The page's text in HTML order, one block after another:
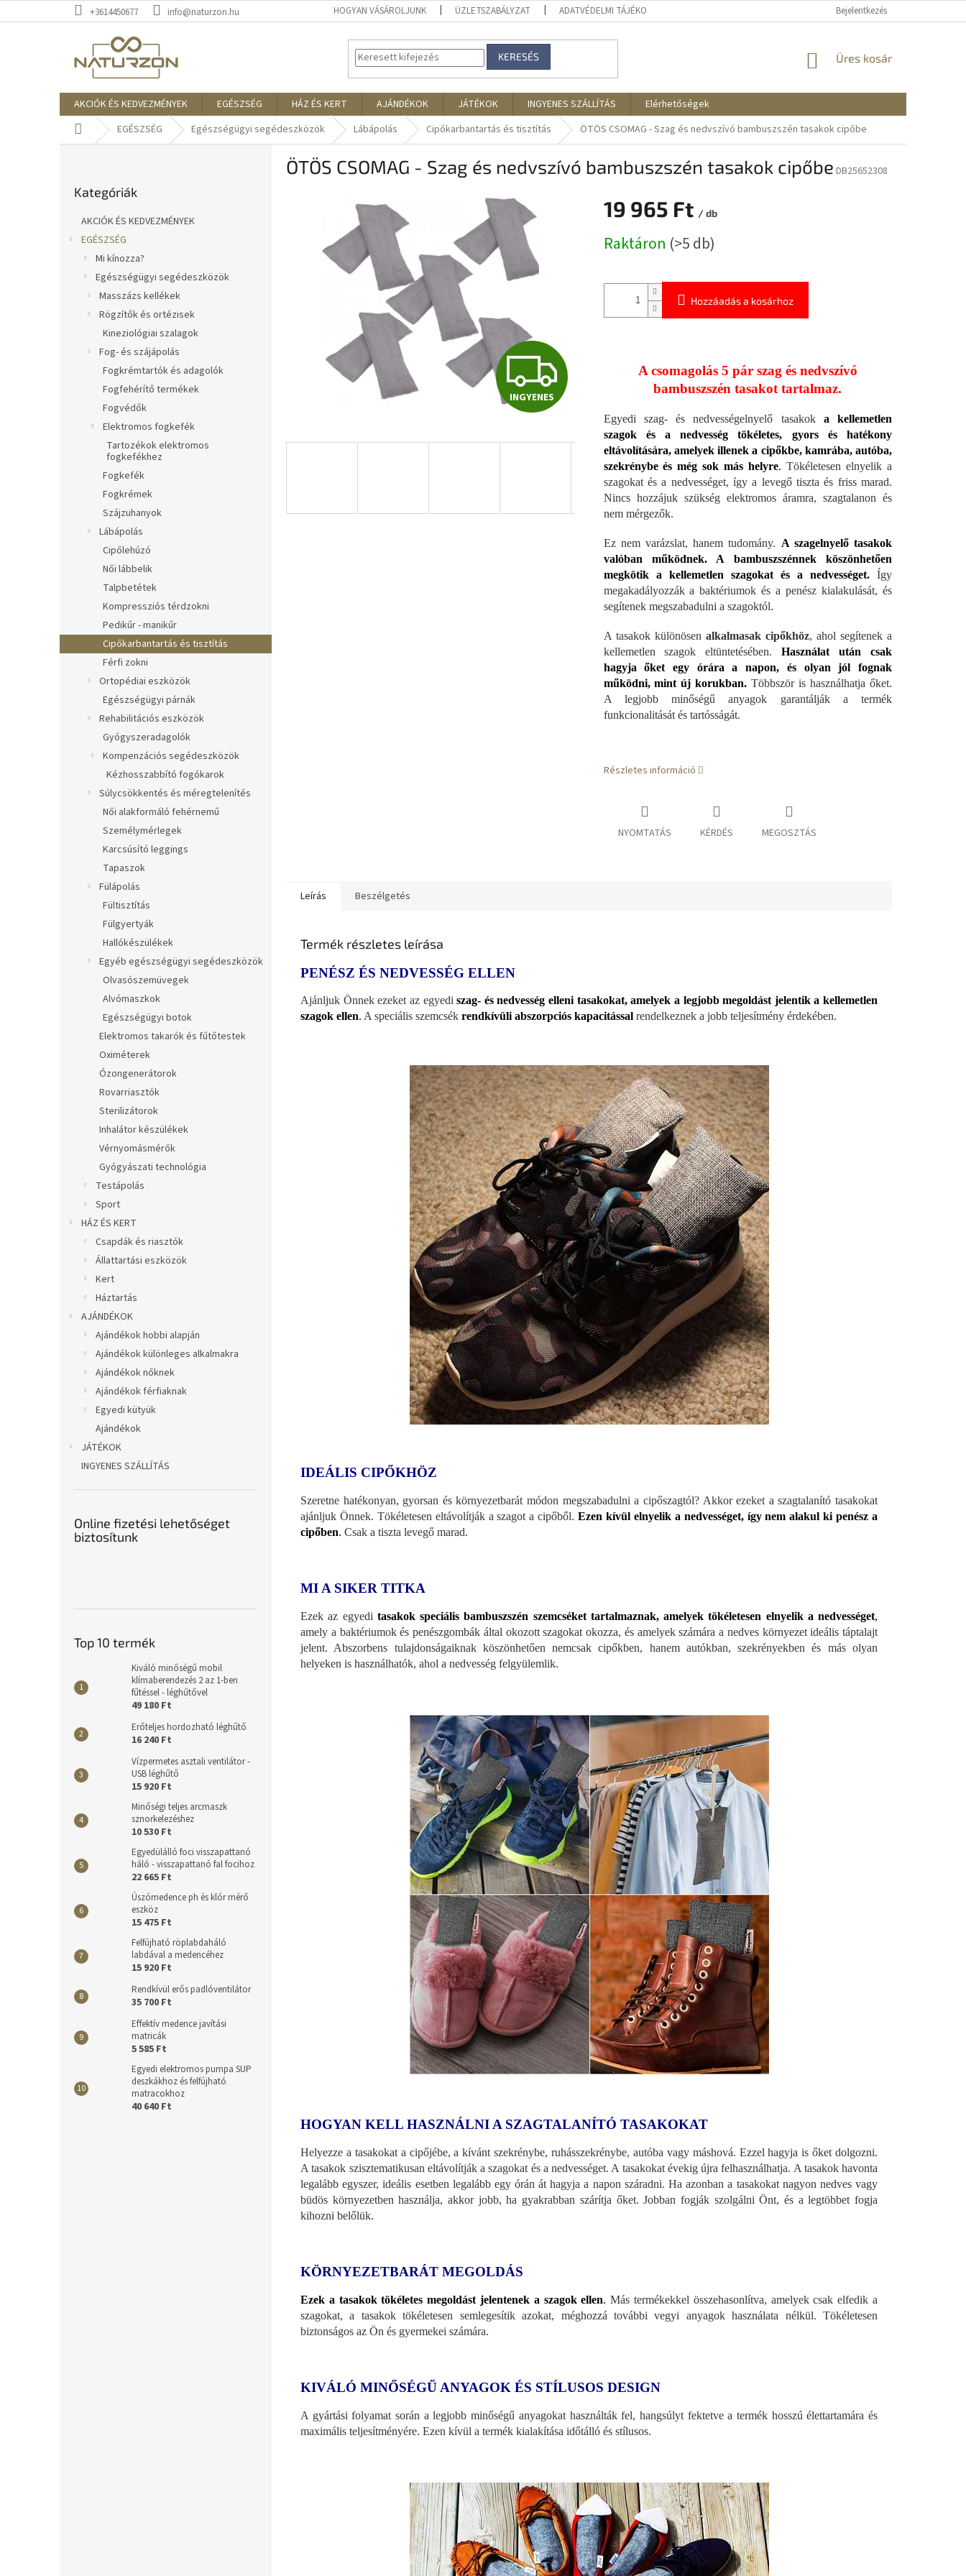
a
+3614450677 info@naturzon.hu HOGYAN VÁSÁROLJUNK ÜZLETSZABÁLYZAT ADATVÉDELMI TÁJÉKOZTATÓ REKLAMÁCIÓK ÉS
Bejelentkezés
KERESÉS KOSÁR
Üres kosár
AKCIÓK ÉS KEDVEZMÉNYEK EGÉSZSÉG HÁZ ÉS KERT AJÁNDÉKOK JÁTÉKOK INGYENES SZÁLLÍTÁS
Elérhetőségek
KezdőlapEGÉSZSÉG Egészségügyi segédeszközök Lábápolás Cipőkarbantartás és tisztítás ÖTÖS CSOMAG - Szag és nedvszívó bambuszszén tasakok cipőbe
átugrása
Kategóriák
AKCIÓK ÉS KEDVEZMÉNYEK
EGÉSZSÉG
Mi kínozza?
Egészségügyi segédeszközök
Masszázs kellékek
Rögzítők és ortézisek
Kineziológiai szalagok
Fog- és szájápolás
Fogkrémtartók és adagolók
Fogfehérítő termékek
Fogvédők
Elektromos fogkefék
Tartozékok elektromos
fogkefékhez
Fogkefék
Fogkrémek
Szájzuhanyok
Lábápolás
Cipőlehúzó
Női lábbelik
Talpbetétek
Kompressziós térdzokni
Pedikűr - manikűr
Cipőkarbantartás és tisztítás
Férfi zokni
Ortopédiai eszközök
Egészségügyi párnák
Rehabilitációs eszközök
Gyógyszeradagolók
Kompenzációs segédeszközök
Kézhosszabbító fogókarok
Súlycsökkentés és méregtelenítés
Női alakformáló fehérnemű
Személymérlegek
Karcsúsító leggings
Tapaszok
Fülápolás
Fültisztítás
Fülgyertyák
Hallókészülékek
Egyéb egészségügyi segédeszközök
Olvasószemüvegek
Alvómaszkok
Egészségügyi botok
Elektromos takarók és fűtőtestek
Oximéterek
Ózongenerátorok
Rovarriasztók
Sterilizátorok
Inhalátor készülékek
Vérnyomásmérők
Gyógyászati technológia
Testápolás
Sport
HÁZ ÉS KERT
Csapdák és riasztók
Állattartási eszközök
Kert
Háztartás
AJÁNDÉKOK
Ajándékok hobbi alapján
Ajándékok különleges alkalmakra
Ajándékok nőknek
Ajándékok férfiaknak
Egyedi kütyük
Ajándékok
JÁTÉKOK
INGYENES SZÁLLÍTÁS
Online fizetési lehetőséget
biztosítunk
Top 10 termék
Kiváló minőségű mobil
klímaberendezés 2 az 1-ben
fűtéssel - léghűtővel
49 180 Ft
Erőteljes hordozható léghűtő
16 240 Ft
Vízpermetes asztali ventilátor -
USB léghűtő
15 920 Ft
Minőségi teljes arcmaszk
sznorkelezéshez
10 530 Ft
Egyedülálló foci visszapattanó
háló - visszapattanó fal focihoz
22 665 Ft
Úszómedence ph és klór mérő
eszköz
15 475 Ft
Felfújható röplabdaháló
labdával a medencéhez
15 920 Ft
Rendkívül erős padlóventilátor
35 700 Ft
Effektív medence javítási
matricák
5 585 Ft
Egyedi elektromos pumpa SUP
deszkákhoz és felfújható
matracokhoz
40 640 Ft
ÖTÖS CSOMAG - Szag és nedvszívó bambuszszén tasakok cipőbe DB25652308
I
N
Y
INGYENES
19 965 Ft / db
Raktáron (>5 db)
Hozzáadás a kosárhoz
A csomagolás 5 pár szag és nedvszívó
bambuszszén tasakot tartalmaz.
Egyedi szag- és nedvességelnyelő tasakok a kellemetlen
szagok és a nedvesség tökéletes, gyors és hatékony
eltávolítására, amelyek illenek a cipőkbe, kamrába, autóba,
szekrénybe és még sok más helyre. Tökéletesen elnyelik a
szagokat és a nedvességet, így a levegő tiszta és friss marad.
Nincs hozzájuk szükség elektromos áramra, szagtalanon és
nem mérgezők.
Ez nem varázslat, hanem tudomány. A szagelnyelő tasakok
valóban működnek. A bambuszszénnek köszönhetően
megkötik a kellemetlen szagokat és a nedvességet. Így
megakadályozzák a baktériumok és a penész kialakulását, és
segítenek megszabadulni a szagoktól.
A tasakok különösen alkalmasak cipőkhöz, ahol segítenek a
kellemetlen szagok eltüntetésében.Használat után csak
hagyja őket egy órára a napon, és olyan jól fognak
működni, mint új korukban. Többször is használhatja őket.
A legjobb minőségű anyagok garantálják a termék
funkcionalitását és tartósságát.
Részletes információ
NYOMTATÁS KÉRDÉS MEGOSZTÁS
Leírás Beszélgetés
Termék részletes leírása
PENÉSZ ÉS NEDVESSÉG ELLEN
Ajánljuk Önnek ezeket az egyedi szag- és nedvesség elleni tasakokat, amelyek a legjobb megoldást jelentik a kellemetlen
szagok ellen. A speciális szemcsék rendkívüli abszorpciós kapacitással rendelkeznek a jobb teljesítmény érdekében.
IDEÁLIS CIPŐKHÖZ
Szeretne hatékonyan, gyorsan és környezetbarát módon megszabadulni a cipőszagtól? Akkor ezeket a szagtalanító tasakokat
ajánljuk Önnek. Tökéletesen eltávolítják a szagot a cipőből.Ezen kívül elnyelik a nedvességet, így nem alakul ki penész a
cipőben. Csak a tiszta levegő marad.
MI A SIKER TITKA
Ezek az egyedi tasakok speciális bambuszszén szemcséket tartalmaznak, amelyek tökéletesen elnyelik a nedvességet,
amely a baktériumok és penészgombák által okozott szagokat okozza, és amelyek számára a nedves környezet ideális táptalajt
jelent. Abszorbens tulajdonságaiknak köszönhetően nemcsak cipőkben, hanem autókban, szekrényekben és más olyan
helyeken is használhatók, ahol a nedvesség felgyülemlik.
HOGYAN KELL HASZNÁLNI A SZAGTALANÍTÓ TASAKOKAT
Helyezze a tasakokat a cipőjébe, a kívánt szekrénybe, ruhásszekrénybe, autóba vagy máshová. Ezzel hagyja is őket dolgozni.
A tasakok szisztematikusan eltávolítják a szagokat és a nedvességet. A tasakokat évekig újra felhasználhatja. A tasakok havonta
legalább egyszer, ideális esetben legalább egy órán át hagyja a napon száradni. Ha azonban a tasakokat nagyon nedves vagy
büdös környezetben használja, akkor jobb, ha gyakrabban szárítja őket. Jobban fogják szolgálni Önt, és a legtöbbet fogja
kihozni belőlük.
KÖRNYEZETBARÁT MEGOLDÁS
Ezek a tasakok tökéletes megoldást jelentenek a szagok ellen. Más termékekkel összehasonlítva, amelyek csak elfedik a
szagokat, a tasakok tökéletesen semlegesítik azokat, méghozzá további vegyi anyagok használata nélkül. Tökéletesen
biztonságos az Ön és gyermekei számára.
KIVÁLÓ MINŐSÉGŰ ANYAGOK ÉS STÍLUSOS DESIGN
A gyártási folyamat során a legjobb minőségű anyagokat használták fel, hangsúlyt fektetve a termék hosszú élettartamára és
maximális teljesítményére. Ezen kívül a termék kialakítása időtálló és stílusos.